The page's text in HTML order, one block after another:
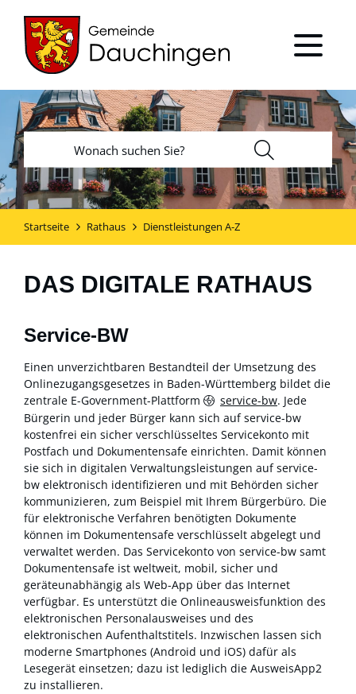
Startseite Rathaus Dienstleistungen A-Z
DAS DIGITALE RATHAUS
Service-BW
Einen unverzichtbaren Bestandteil der Umsetzung des
Onlinezugangsgesetzes in Baden-Württemberg bildet die
zentrale E-Government-Plattform
service-bw. Jede
Bürgerin und jeder Bürger kann sich auf service-bw
kostenfrei ein sicher verschlüsseltes Servicekonto mit
Postfach und Dokumentensafe einrichten. Damit können
sie sich in digitalen Verwaltungsleistungen auf service-
bw elektronisch identifizieren und mit Behörden sicher
kommunizieren, zum Beispiel mit Ihrem Bürgerbüro. Die
für elektronische Verfahren benötigten Dokumente
können im Dokumentensafe verschlüsselt abgelegt und
verwaltet werden. Das Servicekonto von service-bw samt
Dokumentensafe ist weltweit, mobil, sicher und
geräteunabhängig als Web-App über das Internet
verfügbar. Es unterstützt die Onlineausweisfunktion des
elektronischen Personalausweises und des
elektronischen Aufenthaltstitels. Inzwischen lassen sich
moderne Smartphones (Android und iOS) dafür als
Lesegerät einsetzen; dazu ist lediglich die AusweisApp2
zu installieren.